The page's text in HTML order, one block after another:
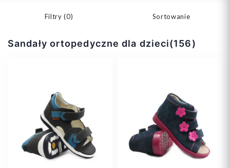
Filtry (0) Sortowanie
Sandały ortopedyczne dla dzieci(156)